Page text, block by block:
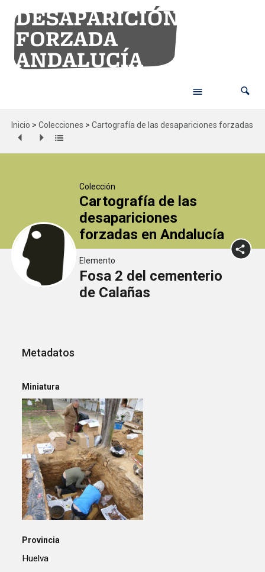
Inicio > Colecciones > Cartografía de las desapariciones forzadas
Colección
Cartografía de las
desapariciones
forzadas en Andalucía
Elemento
Fosa 2 del cementerio
de Calañas
Metadatos
Miniatura
Provincia
Huelva